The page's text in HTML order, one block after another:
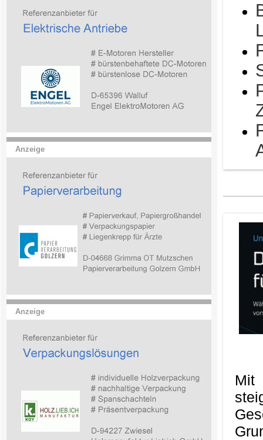
Anzeige
Anzeige
Mit